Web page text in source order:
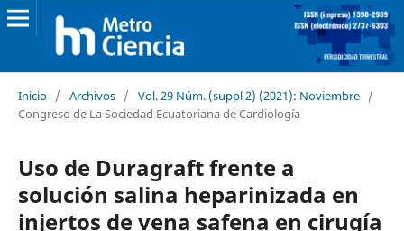
Inicio / Archivos / Vol. 29 Núm. (suppl 2) (2021): Noviembre /
Congreso de La Sociedad Ecuatoriana de Cardiología
Uso de Duragraft frente a
solución salina heparinizada en
injertos de vena safena en cirugía